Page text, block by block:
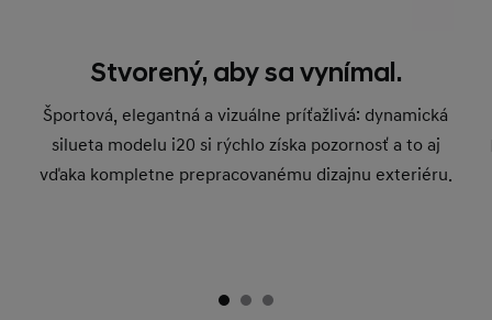
Stvorený, aby sa vynímal.
Športová, elegantná a vizuálne príťažlivá: dynamická
silueta modelu i20 si rýchlo získa pozornosť a to aj
vďaka kompletne prepracovanému dizajnu exteriéru.